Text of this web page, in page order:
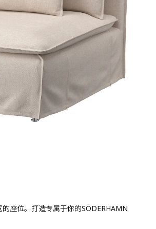
座位。打造专属于你的SÖDERHAMN